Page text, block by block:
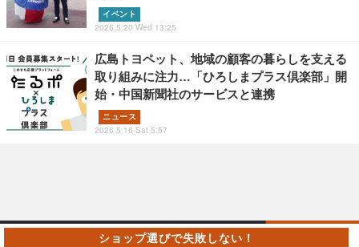
イベント
2026.5.20 Wed 13:25
広島トヨペット、地域の顧客の暮らしを支える
取り組みに注力…「ひろしまプラス倶楽部」開
始・中国新聞社のサービスと連携
ニュース
2026.5.16 Sat 5:57